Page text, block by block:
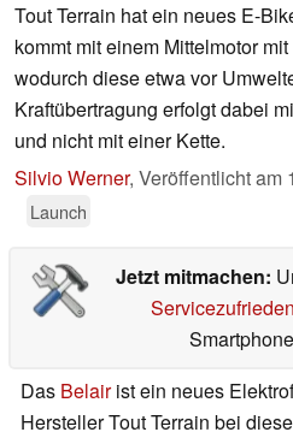
Tout Terrain hat ein neues E-
kommt mit einem Mittelmotor
wodurch diese etwa vor
Kraftübertragung erfolgt dabei
und nicht mit einer Kette.
Silvio Werner, Veröffentlicht am
Launch
Jetzt mitmachen:
Das Belairist ein neues
Hersteller Tout Terrain bei